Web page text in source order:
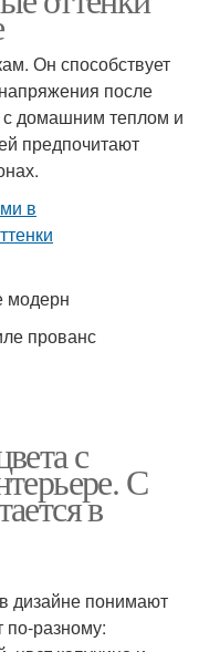
Он способствует
после
с домашним теплом и
предпочитают
модерн
прованс
с
С
в
дизайне понимают
разному: